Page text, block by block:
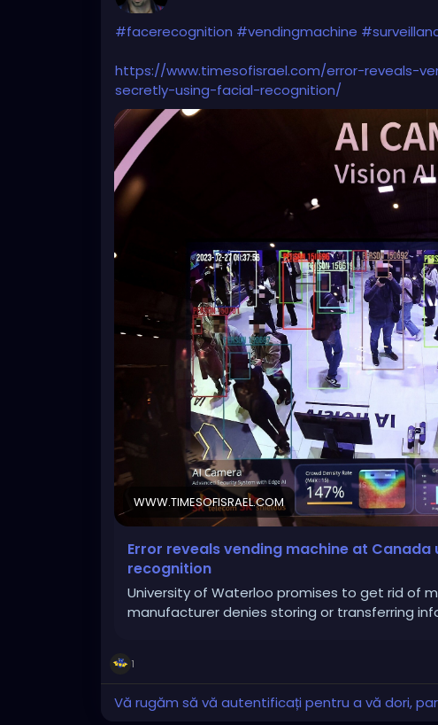
#facerecognition #vendingmachine
https://www.timesofisrael.com/error-reveals-
secretly-using-facial-recognition/
WWW.TIMESOFISRAEL.COM
Error reveals vending machine at
recognition
University of Waterloo promises to get rid of
manufacturer denies storing or transferring
1
Vă rugăm să vă autentificați pentru a vă dori,